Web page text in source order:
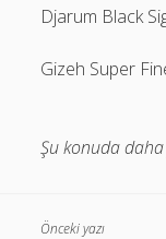
Djarum Black
Gizeh Super
Şu konuda
Önceki yazı